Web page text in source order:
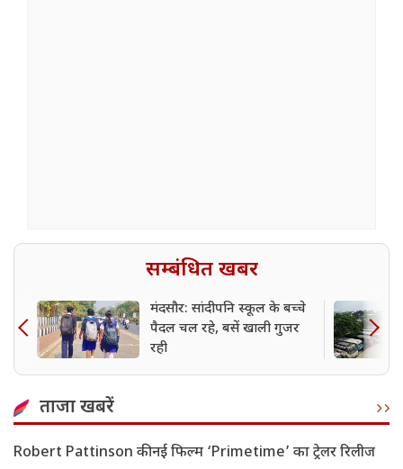
सम्बंधित खबर
मंदसौर: सांदीपनि स्कूल के बच्चे
पैदल चल रहे, बसें खाली गुजर
रही
ताजा खबरें
Robert Pattinson की नई फिल्म ‘Primetime’ का ट्रेलर रिलीज